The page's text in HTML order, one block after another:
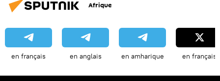
Afrique
en français en anglais en amharique en français